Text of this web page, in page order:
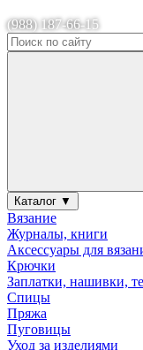
(988) 187-66-15
Каталог ▼
Вязание
Журналы, книги
Аксессуары для
Крючки
Заплатки, нашивки,
Спицы
Пряжа
Пуговицы
Уход за изделиями